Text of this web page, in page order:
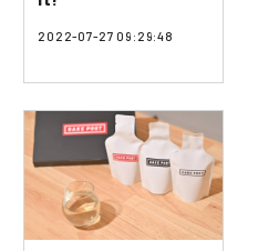
2022-07-27 09:29:48